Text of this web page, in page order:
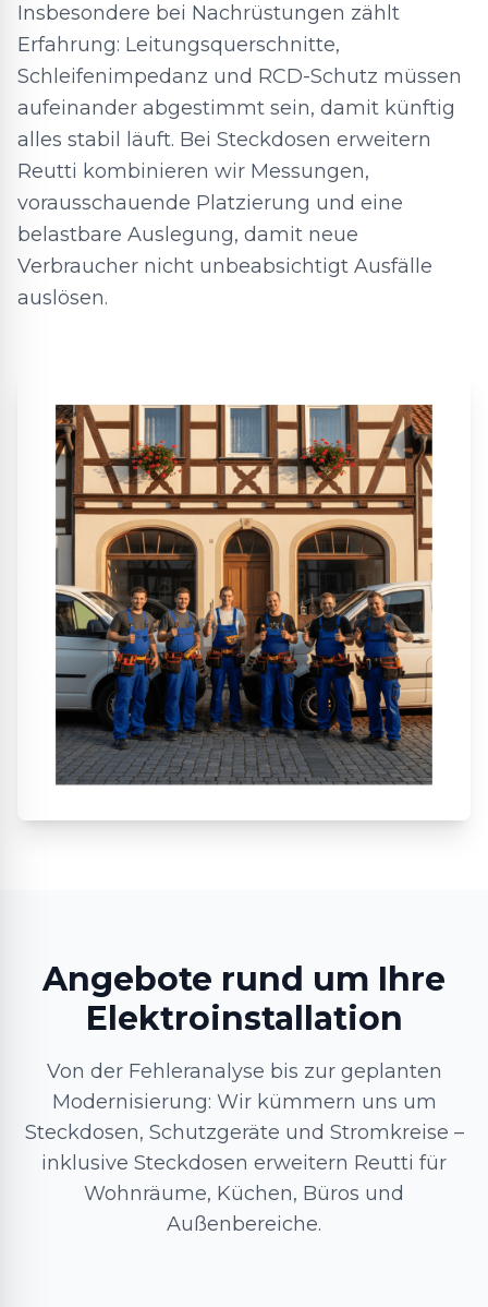
Insbesondere bei Nachrüstungen zählt
Erfahrung: Leitungsquerschnitte,
Schleifenimpedanz und RCD-Schutz müssen
aufeinander abgestimmt sein, damit künftig
alles stabil läuft. Bei Steckdosen erweitern
Reutti kombinieren wir Messungen,
vorausschauende Platzierung und eine
belastbare Auslegung, damit neue
Verbraucher nicht unbeabsichtigt Ausfälle
auslösen.
Angebote rund um Ihre
Elektroinstallation
Von der Fehleranalyse bis zur geplanten
Modernisierung: Wir kümmern uns um
Steckdosen, Schutzgeräte und Stromkreise –
inklusive Steckdosen erweitern Reutti für
Wohnräume, Küchen, Büros und
Außenbereiche.